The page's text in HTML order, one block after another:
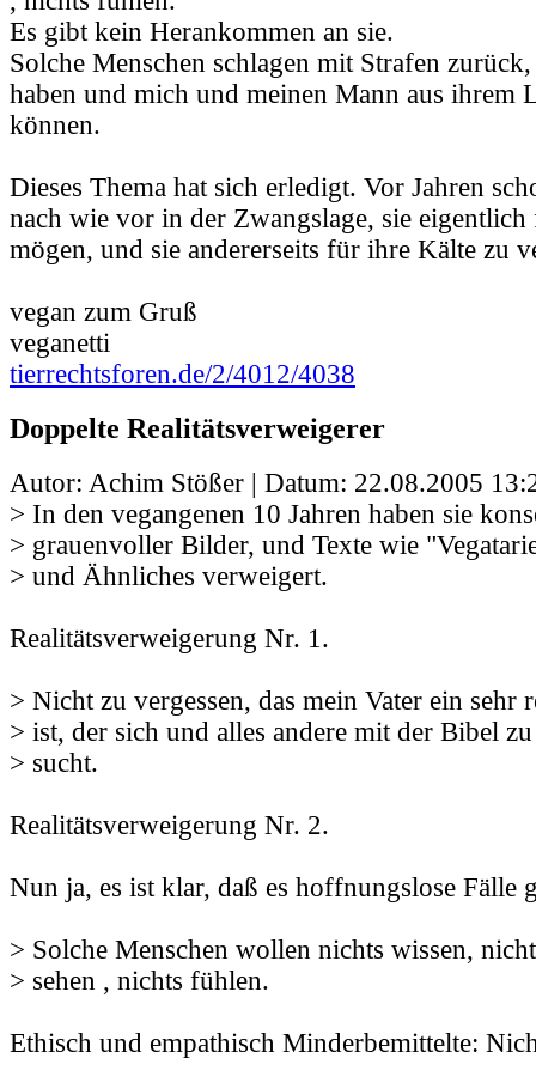
Es gibt kein Herankommen an sie.
Solche Menschen schlagen mit Strafen
haben und mich und meinen Mann aus ihrem
können.
Dieses Thema hat sich erledigt. Vor Jahren
nach wie vor in der Zwangslage, sie
mögen, und sie andererseits für ihre Kälte zu
vegan zum Gruß
veganetti
tierrechtsforen.de/2/4012/4038
Doppelte Realitätsverweigerer
Autor: Achim Stößer | Datum: 22.08.2005
> In den vegangenen 10 Jahren haben sie
> grauenvoller Bilder, und Texte wie
> und Ähnliches verweigert.
Realitätsverweigerung Nr. 1.
> Nicht zu vergessen, das mein Vater ein sehr
> ist, der sich und alles andere mit der Bibel
> sucht.
Realitätsverweigerung Nr. 2.
Nun ja, es ist klar, daß es hoffnungslose Fälle
> Solche Menschen wollen nichts wissen,
> sehen , nichts fühlen.
Ethisch und empathisch Minderbemittelte: